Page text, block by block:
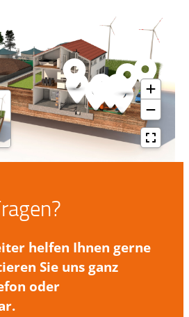
helfen Ihnen gerne
Sie uns ganz
oder